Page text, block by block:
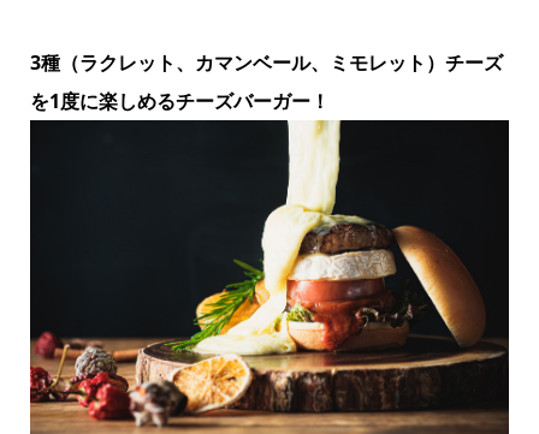
3種（ラクレット、カマンベール、ミモレット）チーズ
を1度に楽しめるチーズバーガー！